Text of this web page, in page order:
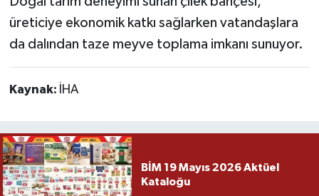
üreticiye ekonomik katkı sağlarken vatandaşlara
da dalından taze meyve toplama imkanı sunuyor.
Kaynak: İHA
BİM 19 Mayıs 2026 Aktüel
Kataloğu